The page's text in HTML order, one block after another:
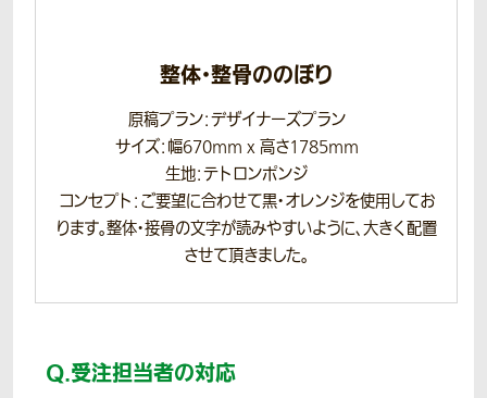
整体・整骨ののぼり
原稿プラン：デザイナーズプラン
サイズ：幅670mm x 高さ1785mm
生地：テトロンポンジ
コンセプト：ご要望に合わせて黒・オレンジを使用してお
ります。整体・接骨の文字が読みやすいように、大きく配置
させて頂きました。
Q.受注担当者の対応